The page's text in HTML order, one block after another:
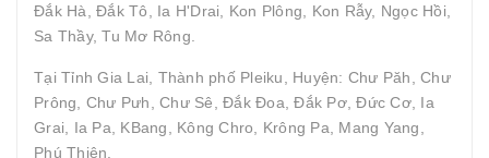
Đắk Hà, Đắk Tô, Ia H'Drai, Kon Plông, Kon Rẫy, Ngọc Hồi,
Sa Thầy, Tu Mơ Rông.
Tại Tỉnh Gia Lai, Thành phố Pleiku, Huyện: Chư Păh, Chư
Prông, Chư Pưh, Chư Sê, Đắk Đoa, Đắk Pơ, Đức Cơ, Ia
Grai, Ia Pa, KBang, Kông Chro, Krông Pa, Mang Yang,
Phú Thiện.